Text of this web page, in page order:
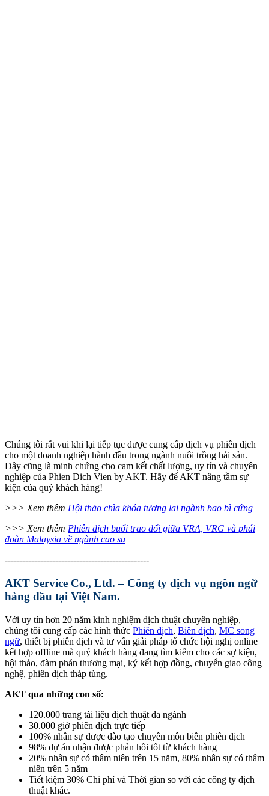
Chúng tôi rất vui khi lại tiếp tục được cung cấp dịch vụ phiên dịch
cho một doanh nghiệp hành đầu trong ngành nuôi trồng hải sản.
Đây cũng là minh chứng cho cam kết chất lượng, uy tín và chuyên
nghiệp của Phien Dich Vien by AKT. Hãy để AKT nâng tầm sự
kiện của quý khách hàng!
>>> Xem thêm Hội thảo chìa khóa tương lai ngành bao bì cứng
>>> Xem thêm Phiên dịch buổi trao đổi giữa VRA, VRG và phái
đoàn Malaysia về ngành cao su
------------------------------------------------
AKT Service Co., Ltd. – Công ty dịch vụ ngôn ngữ
hàng đầu tại Việt Nam.
Với uy tín hơn 20 năm kinh nghiệm dịch thuật chuyên nghiệp,
chúng tôi cung cấp các hình thức Phiên dịch, Biên dịch, MC song
ngữ, thiết bị phiên dịch và tư vấn giải pháp tổ chức hội nghị online
kết hợp offline mà quý khách hàng đang tìm kiếm cho các sự kiện,
hội thảo, đàm phán thương mại, ký kết hợp đồng, chuyển giao công
nghệ, phiên dịch tháp tùng.
AKT qua những con số:
120.000 trang tài liệu dịch thuật đa ngành
30.000 giờ phiên dịch trực tiếp
100% nhân sự được đào tạo chuyên môn biên phiên dịch
98% dự án nhận được phản hồi tốt từ khách hàng
20% nhân sự có thâm niên trên 15 năm, 80% nhân sự có thâm
niên trên 5 năm
Tiết kiệm 30% Chi phí và Thời gian so với các công ty dịch
thuật khác.